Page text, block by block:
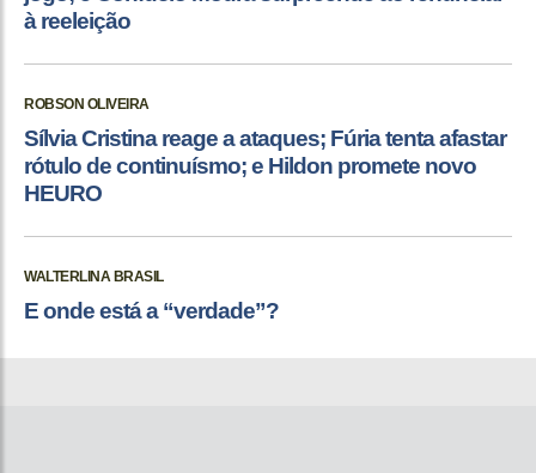
à reeleição
ROBSON OLIVEIRA
Sílvia Cristina reage a ataques; Fúria tenta afastar
rótulo de continuísmo; e Hildon promete novo
HEURO
WALTERLINA BRASIL
E onde está a “verdade”?